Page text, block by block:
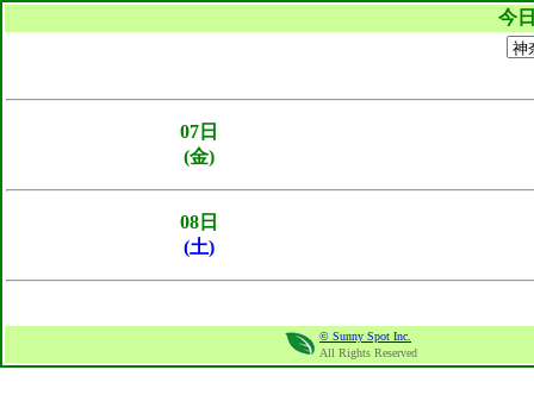
今
07日
(金)
08日
(土)
© Sunny Spot Inc.
All Rights Reserved